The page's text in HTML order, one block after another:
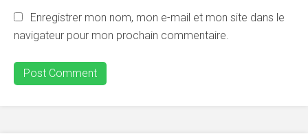
Enregistrer mon nom, mon e-mail et mon site dans le
navigateur pour mon prochain commentaire.